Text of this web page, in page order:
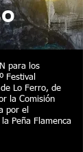
para los
Festival
Lo Ferro, de
la Comisión
por el
Peña Flamenca